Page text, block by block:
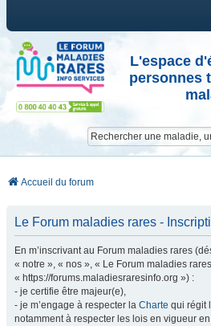
L'espace
personnes
Accueil du forum
Le Forum maladies rares -
En m’inscrivant au Forum maladies rares
« notre », « nos », « Le Forum maladies
« https://forums.maladiesraresinfo.org ») :
- je certifie être majeur(e),
- je m’engage à respecter la Charte qui régit
notamment à respecter les lois en vigueur